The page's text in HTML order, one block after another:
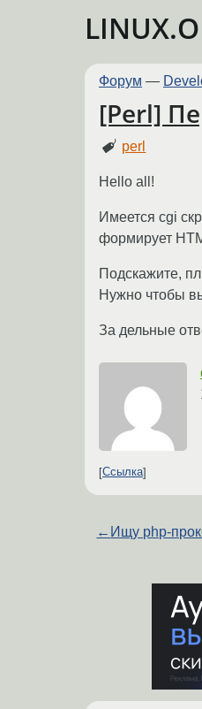
Форум —
[Perl]
perl
Hello all!
Имеется cgi
формирует
Подскажите,
Нужно чтобы
За дельные
Ссылка
← Ищу php-